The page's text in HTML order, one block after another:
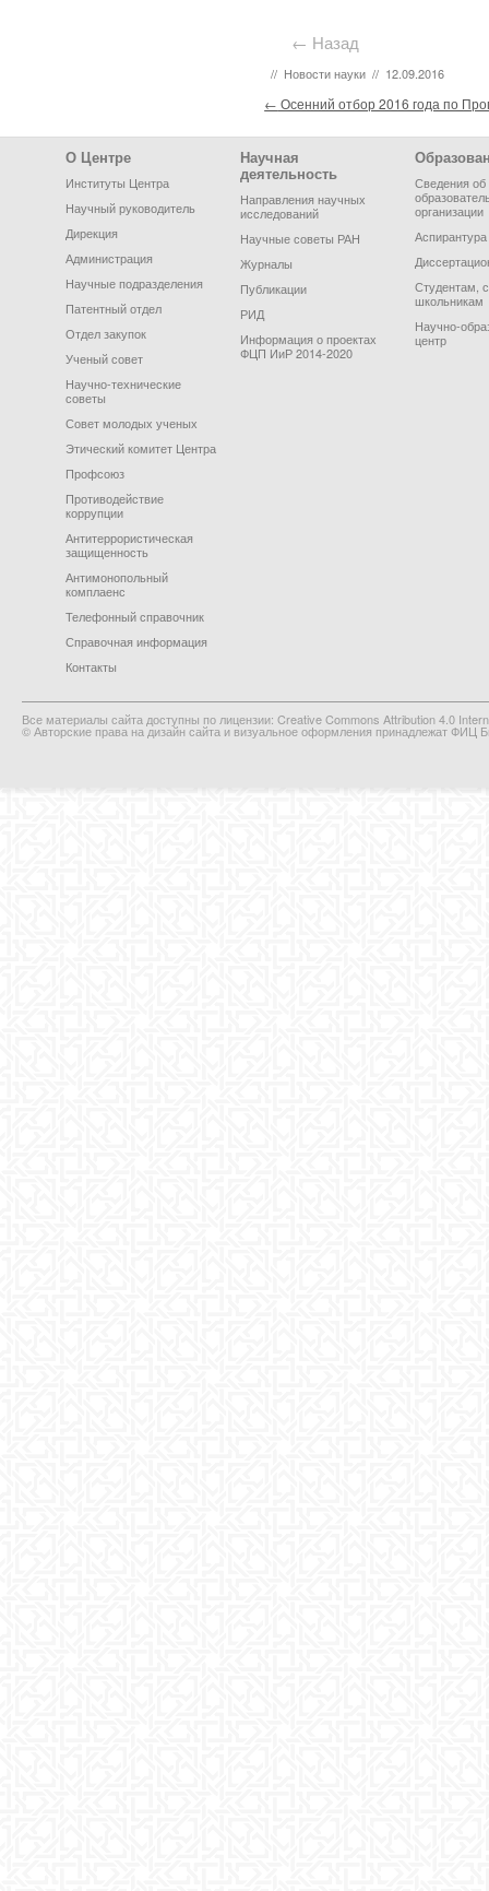
← Назад
// Новости науки // 12.09.2016
Post navigation
← Осенний отбор 2016 года по
Footer Menu
О Центре
Институты Центра
Научный руководитель
Дирекция
Администрация
Научные подразделения
Патентный отдел
Отдел закупок
Ученый совет
Научно-технические
советы
Совет молодых ученых
Этический комитет Центра
Профсоюз
Противодействие
коррупции
Антитеррористическая
защищенность
Антимонопольный
комплаенс
Телефонный справочник
Справочная информация
Контакты
Научная
деятельность
Направления научных
исследований
Научные советы РАН
Журналы
Публикации
РИД
Информация о проектах
ФЦП ИиР 2014-2020
Сведения об
организации
Аспирантура
Студентам,
школьникам
Научно-
центр
Все материалы сайта доступны по лицензии: Creative Commons Attribution 4.0
© Авторские права на дизайн сайта и визуальное оформления принадлежат ФИЦ